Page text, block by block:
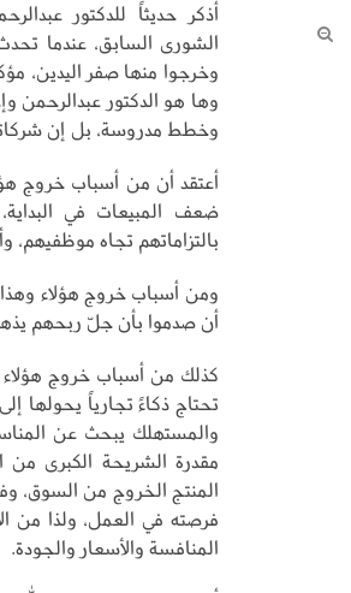
أذكر حديثاً للدكتور
الشورى السابق، عندما
وخرجوا منها صفر اليدين،
وها هو الدكتور عبدالرحمن
وخطط مدروسة، بل إن
أعتقد أن من أسباب خروج
ضعف المبيعات في
بالتزاماتهم تجاه موظفيهم،
ومن أسباب خروج هؤلاء وهذا
أن صدموا بأن جلّ ربحهم
كذلك من أسباب خروج
تحتاج ذكاءً تجارياً يحولها
والمستهلك يبحث عن
مقدرة الشريحة الكبرى من
المنتج الخروج من السوق،
فرصته في العمل، ولذا من
المنافسة والأسعار والجودة.